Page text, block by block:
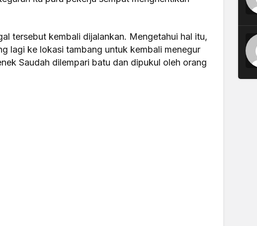
tersebut kembali dijalankan. Mengetahui hal itu,
lagi ke lokasi tambang untuk kembali menegur
Saudah dilempari batu dan dipukul oleh orang